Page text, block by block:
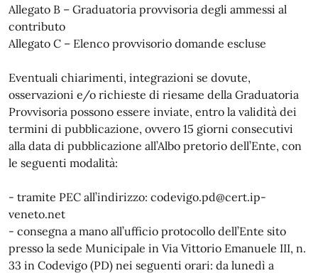
Allegato B – Graduatoria provvisoria degli ammessi al
contributo
Allegato C – Elenco provvisorio domande escluse
Eventuali chiarimenti, integrazioni se dovute,
osservazioni e/o richieste di riesame della Graduatoria
Provvisoria possono essere inviate, entro la validità dei
termini di pubblicazione, ovvero 15 giorni consecutivi
alla data di pubblicazione all’Albo pretorio dell’Ente, con
le seguenti modalità:
- tramite PEC all’indirizzo: codevigo.pd@cert.ip-
veneto.net
- consegna a mano all’ufficio protocollo dell’Ente sito
presso la sede Municipale in Via Vittorio Emanuele III, n.
33 in Codevigo (PD) nei seguenti orari: da lunedì a